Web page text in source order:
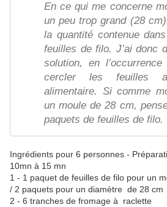
En ce qui me concerne
un peu trop grand (28
la quantité contenue
feuilles de filo. J’ai donc
solution, en
cercler les feuilles
alimentaire. Si comme
un moule de 28 cm,
paquets de feuilles de filo.
Ingrédients pour 6 personnes -
10mn à 15 mn
1 - 1 paquet de feuilles de filo pour un
/ 2 paquets pour un diamètre de 28 cm
2 - 6 tranches de fromage à raclette